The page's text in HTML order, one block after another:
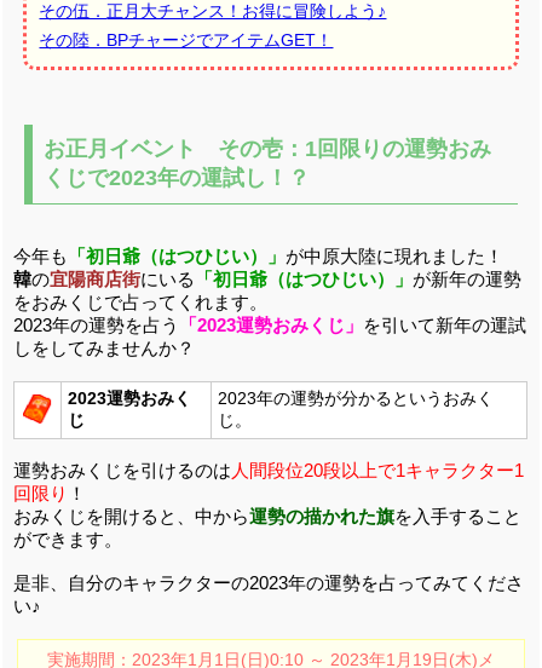
その伍．正月大チャンス！お得に冒険しよう♪
その陸．BPチャージでアイテムGET！
お正月イベント その壱：1回限りの運勢おみ
くじで2023年の運試し！？
今年も 「初日爺（はつひじい）」 が中原大陸に現れました！
韓の宜陽商店街にいる 「初日爺（はつひじい）」 が新年の運勢
をおみくじで占ってくれます。
2023年の運勢を占う
「2023運勢おみくじ」 を引いて新年の運試
しをしてみませんか？
2023運勢おみく
じ
2023年の運勢が分かるというおみく
じ。
運勢おみくじを引けるのは 人間段位20段以上で1キャラクター1
回限り ！
おみくじを開けると、中から運勢の描かれた旗を入手すること
ができます。
是非、自分のキャラクターの2023年の運勢を占ってみてくださ
い♪
実施期間：2023年1月1日(日)0:10 ～ 2023年1月19日(木)メ